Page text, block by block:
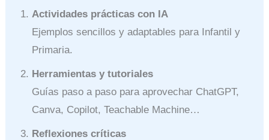
Actividades prácticas con IA
Ejemplos sencillos y adaptables para Infantil y
Primaria.
Herramientas y tutoriales
Guías paso a paso para aprovechar ChatGPT,
Canva, Copilot, Teachable Machine…
Reflexiones críticas